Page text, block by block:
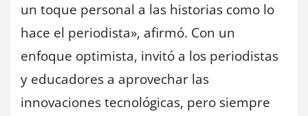
un toque personal a las historias como lo
hace el periodista», afirmó. Con un
enfoque optimista, invitó a los periodistas
y educadores a aprovechar las
innovaciones tecnológicas, pero siempre